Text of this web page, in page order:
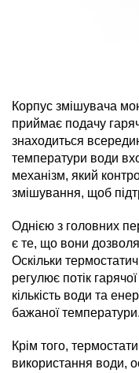
Корпус змішувача
приймає подачу
знаходиться
температури води
механізм, який
змішування, щоб
Однією з головних
є те, що вони
Оскільки
регулює потік
кількість води та
бажаної температури.
Крім того,
використання води,